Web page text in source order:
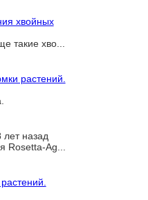
хвойных
такие хво...
растений.
лет назад
Rosetta-Ag...